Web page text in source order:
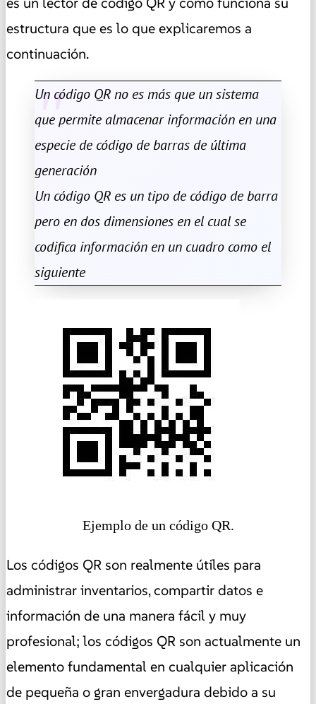
estructura que es lo que explicaremos a
continuación.
Un código QR no es más que un sistema
que permite almacenar información en una
especie de código de barras de última
generación
Un código QR es un tipo de código de barra
pero en dos dimensiones en el cual se
codifica información en un cuadro como el
siguiente
Ejemplo de un código QR.
Los códigos QR son realmente útiles para
administrar inventarios, compartir datos e
información de una manera fácil y muy
profesional; los códigos QR son actualmente un
elemento fundamental en cualquier aplicación
de pequeña o gran envergadura debido a su